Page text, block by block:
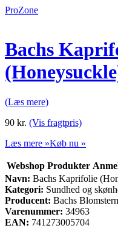
ProZone
Bachs
(Læs mere)
90 kr. (Vis fragtpris)
Læs mere »Køb nu »
Webshop Produkter
Navn: Bachs Kaprifolie
Kategori: Sundhed og
Producent: Bachs
Varenummer: 34963
EAN: 741273005704